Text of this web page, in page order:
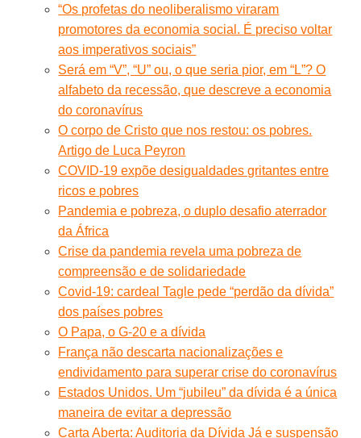
“Os profetas do neoliberalismo viraram
promotores da economia social. É preciso voltar
aos imperativos sociais”
Será em “V”, “U” ou, o que seria pior, em “L”? O
alfabeto da recessão, que descreve a economia
do coronavírus
O corpo de Cristo que nos restou: os pobres.
Artigo de Luca Peyron
COVID-19 expõe desigualdades gritantes entre
ricos e pobres
Pandemia e pobreza, o duplo desafio aterrador
da África
Crise da pandemia revela uma pobreza de
compreensão e de solidariedade
Covid-19: cardeal Tagle pede “perdão da dívida”
dos países pobres
O Papa, o G-20 e a dívida
França não descarta nacionalizações e
endividamento para superar crise do coronavírus
Estados Unidos. Um “jubileu” da dívida é a única
maneira de evitar a depressão
Carta Aberta: Auditoria da Dívida Já e suspensão